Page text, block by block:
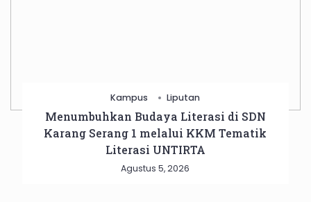
Kampus Liputan
Menumbuhkan Budaya Literasi di SDN
Karang Serang 1 melalui KKM Tematik
Literasi UNTIRTA
Agustus 5, 2026